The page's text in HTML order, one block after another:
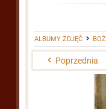
ALBUMY ZDJĘĆ
Poprzednia